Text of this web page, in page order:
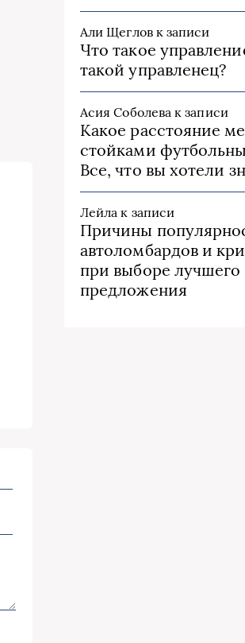
Али Щегловк записи
Что такое
такой управленец?
Асия Соболева к записи
Какое расстояние
стойками
Все, что вы хотели
Лейла к записи
Причины
автоломбардов и
при выборе лучшего
предложения